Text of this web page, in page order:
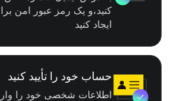
کنید،و یک رمز عبور امن
ایجاد کنید
حساب خود را تأیید کنید
اطلاعات شخصی خود را